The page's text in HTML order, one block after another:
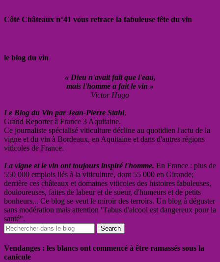
Côté Châteaux n°41 vous retrace la fabuleuse fête du vin
le blog du vin
« Dieu n'avait fait que l'eau,
mais l'homme a fait le vin »
Victor Hugo
Le Blog du Vin par Jean-Pierre Stahl,
Grand Reporter à France 3 Aquitaine.
Ce journaliste spécialisé viticulture décline au quotidien l'actu de la
vigne et du vin à Bordeaux, en Aquitaine et dans d'autres régions
viticoles de France.
La vigne et le vin ont toujours inspiré l'homme. En France : plus de
550 000 emplois liés à la viticulture, dont 55 000 en Gironde;
derrière ces châteaux et domaines viticoles des histoires fabuleuses,
douloureuses, faites de labeur et de sueur, d'humeurs et de petits
bonheurs... Ce blog se veut le miroir des terroirs. Un blog à déguster
sans modération mais attention "l'abus d'alcool est dangereux pour la
santé".
Vendanges : les blancs ont commencé à être ramassés sous la
canicule